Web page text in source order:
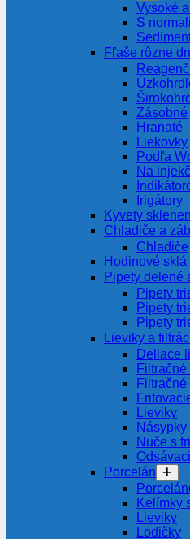
Vysoké
S
Fľaše rôzne
Zásobné
Hranaté
Liekovky
Podľa
Na
Irigátory
Kyvety
Chladiče a
Chladiče
Hodinové sklá
Pipety delené
Pipety
Pipety
Pipety
Lieviky a
Deliace
Lieviky
Násypky
Nuče s
Porcelán
Kelímky
Lieviky
Lodičky